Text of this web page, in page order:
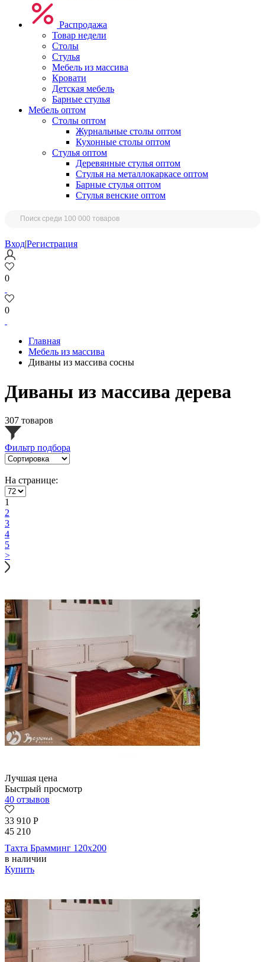
Распродажа
Товар недели
Столы
Стулья
Мебель из массива
Кровати
Детская мебель
Барные стулья
Мебель оптом
Столы оптом
Журнальные столы оптом
Кухонные столы оптом
Стулья оптом
Деревянные стулья оптом
Стулья на металлокаркасе оптом
Барные стулья оптом
Стулья венские оптом
Вход|Регистрация
0
0
Главная
Мебель из массива
Диваны из массива сосны
Диваны из массива дерева
307 товаров
Фильтр подбора
На странице:
1
2
3
4
5
>
Лучшая цена
Быстрый просмотр
40 отзывов
33 910 Р
45 210
Тахта Брамминг 120х200
в наличии
Купить